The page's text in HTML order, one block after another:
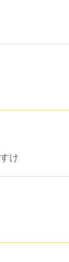
け